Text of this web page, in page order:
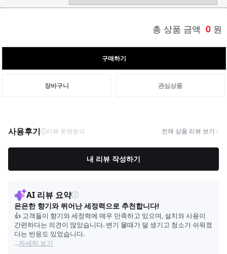
총 상품 금액 0 원
구매하기
장바구니 관심상품